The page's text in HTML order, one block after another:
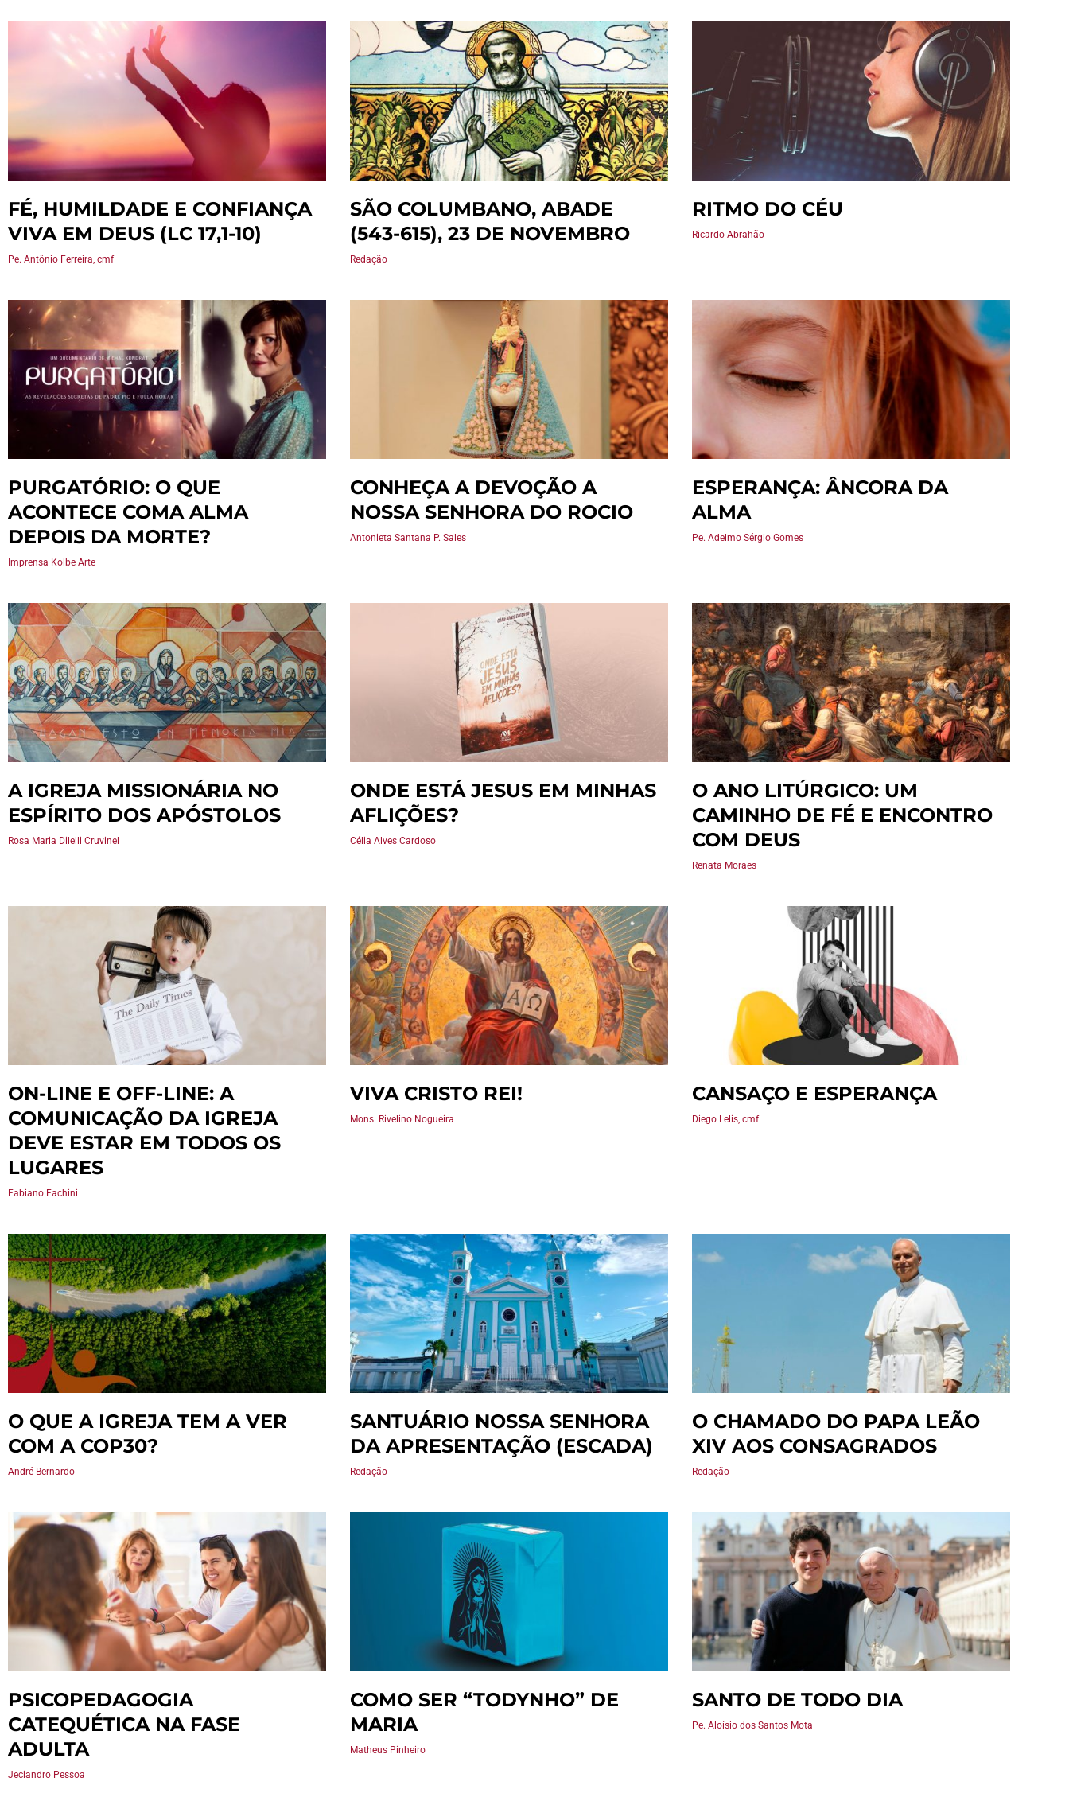
FÉ, HUMILDADE E CONFIANÇA
VIVA EM DEUS (LC 17,1-10)
Pe. Antônio Ferreira, cmf
SÃO COLUMBANO, ABADE
(543-615), 23 DE NOVEMBRO
Redação
RITMO DO CÉU
Ricardo Abrahão
PURGATÓRIO: O QUE
ACONTECE COMA ALMA
DEPOIS DA MORTE?
Imprensa Kolbe Arte
CONHEÇA A DEVOÇÃO A
NOSSA SENHORA DO ROCIO
Antonieta Santana P. Sales
ESPERANÇA: ÂNCORA DA
ALMA
Pe. Adelmo Sérgio Gomes
A IGREJA MISSIONÁRIA NO
ESPÍRITO DOS APÓSTOLOS
Rosa Maria Dilelli Cruvinel
ONDE ESTÁ JESUS EM MINHAS
AFLIÇÕES?
Célia Alves Cardoso
O ANO LITÚRGICO: UM
CAMINHO DE FÉ E ENCONTRO
COM DEUS
Renata Moraes
ON-LINE E OFF-LINE: A
COMUNICAÇÃO DA IGREJA
DEVE ESTAR EM TODOS OS
LUGARES
Fabiano Fachini
VIVA CRISTO REI!
Mons. Rivelino Nogueira
CANSAÇO E ESPERANÇA
Diego Lelis, cmf
O QUE A IGREJA TEM A VER
COM A COP30?
André Bernardo
SANTUÁRIO NOSSA SENHORA
DA APRESENTAÇÃO (ESCADA)
Redação
O CHAMADO DO PAPA LEÃO
XIV AOS CONSAGRADOS
Redação
PSICOPEDAGOGIA
CATEQUÉTICA NA FASE
ADULTA
Jeciandro Pessoa
COMO SER “TODYNHO” DE
MARIA
Matheus Pinheiro
SANTO DE TODO DIA
Pe. Aloísio dos Santos Mota